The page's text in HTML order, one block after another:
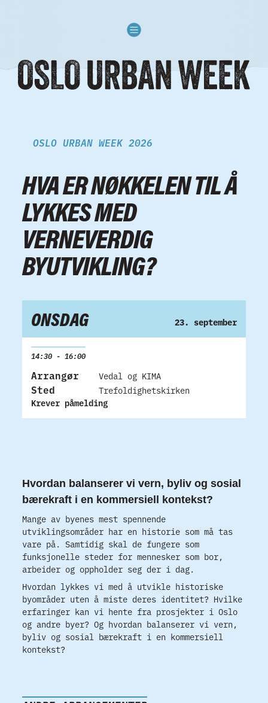
OSLO URBAN WEEK 2026
HVA ER NØKKELEN TIL Å
LYKKES MED
VERNEVERDIG
BYUTVIKLING?
ONSDAG 23. september
14:30 - 16:00
Arrangør Vedal og KIMA
Sted
Trefoldighetskirken
Krever påmelding
Hvordan balanserer vi vern, byliv og sosial
bærekraft i en kommersiell kontekst?
Mange av byenes mest spennende
utviklingsområder har en historie som må tas
vare på. Samtidig skal de fungere som
funksjonelle steder for mennesker som bor,
arbeider og oppholder seg der i dag.
Hvordan lykkes vi med å utvikle historiske
byområder uten å miste deres identitet? Hvilke
erfaringer kan vi hente fra prosjekter i Oslo
og andre byer? Og hvordan balanserer vi vern,
byliv og sosial bærekraft i en kommersiell
kontekst?